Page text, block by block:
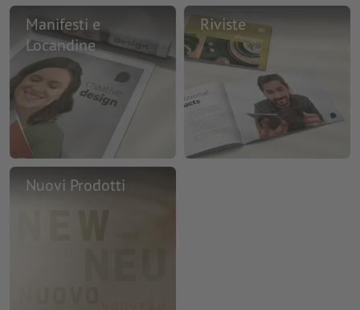
Manifesti e
Locandine
Riviste
Nuovi Prodotti